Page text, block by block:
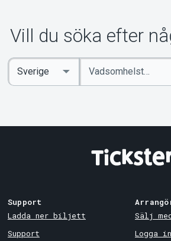
Vill du söka efter
Ange
sökord
Select
Country
Support
Ladda ner biljett
Support
Sälj
Logga